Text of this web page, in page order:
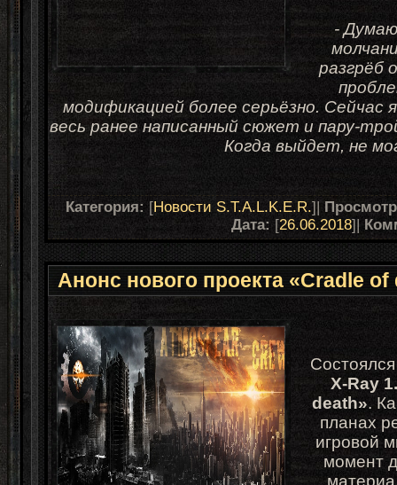
-
разгрёб
модификацией более серьёзно.
весь ранее написанный сюжет и пару-
Когда выйдет, не
Категория: [Новости S.T.A.L.K.E.R.]|
Дата: [26.06.2018]|
Анонс нового проекта «Cradle of
X-Ray
death».
планах
игровой
момент